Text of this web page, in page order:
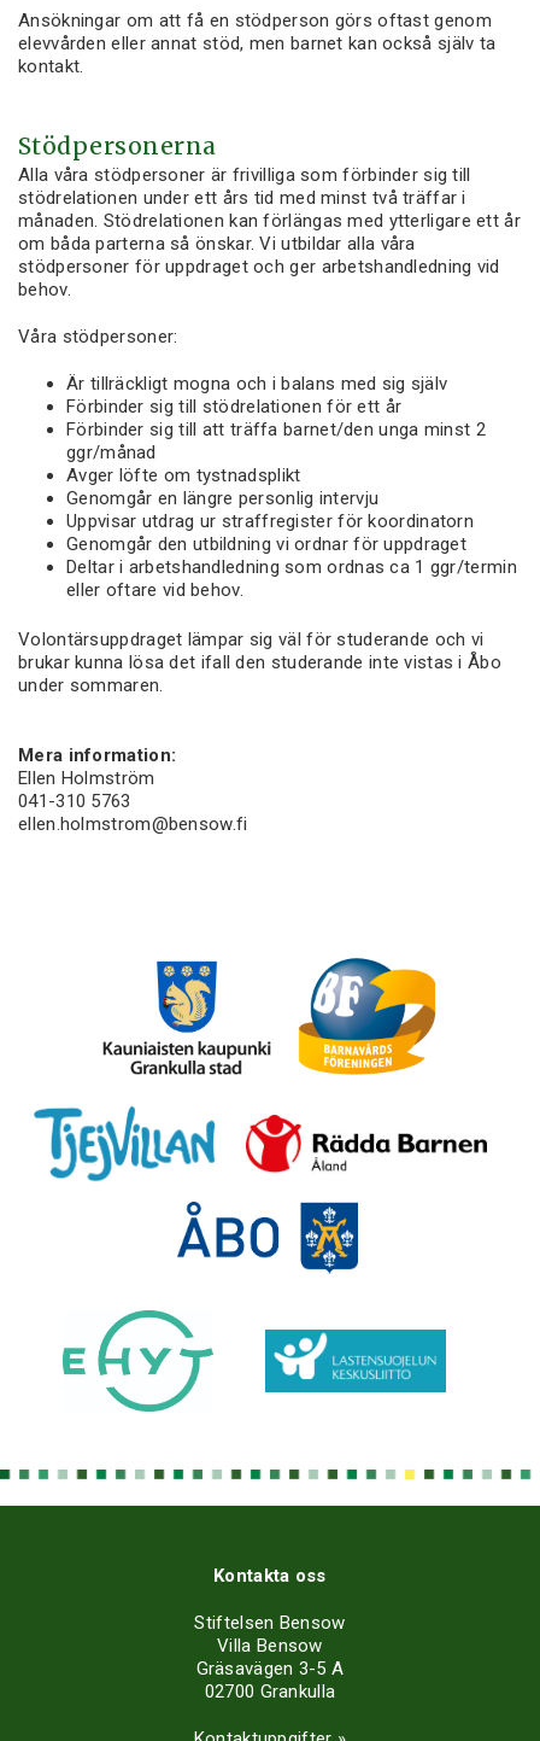
Ansökningar om att få en stödperson görs oftast genom
elevvården eller annat stöd, men barnet kan också själv ta
kontakt.
Stödpersonerna
Alla våra stödpersoner är frivilliga som förbinder sig till
stödrelationen under ett års tid med minst två träffar i
månaden. Stödrelationen kan förlängas med ytterligare ett år
om båda parterna så önskar. Vi utbildar alla våra
stödpersoner för uppdraget och ger arbetshandledning vid
behov.
Våra stödpersoner:
Är tillräckligt mogna och i balans med sig själv
Förbinder sig till stödrelationen för ett år
Förbinder sig till att träffa barnet/den unga minst 2
ggr/månad
Avger löfte om tystnadsplikt
Genomgår en längre personlig intervju
Uppvisar utdrag ur straffregister för koordinatorn
Genomgår den utbildning vi ordnar för uppdraget
Deltar i arbetshandledning som ordnas ca 1 ggr/termin
eller oftare vid behov.
Volontärsuppdraget lämpar sig väl för studerande och vi
brukar kunna lösa det ifall den studerande inte vistas i Åbo
under sommaren.
Mera information:
Ellen Holmström
041-310 5763
ellen.holmstrom@bensow.fi
Kontakta oss
Stiftelsen Bensow
Villa Bensow
Gräsavägen 3-5 A
02700 Grankulla